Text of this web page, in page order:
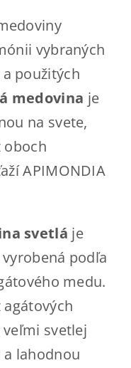
vybraných
použitých
medovina je
na svete,
oboch
APIMONDIA
svetlá je
podľa
medu.
agátových
svetlej
lahodnou